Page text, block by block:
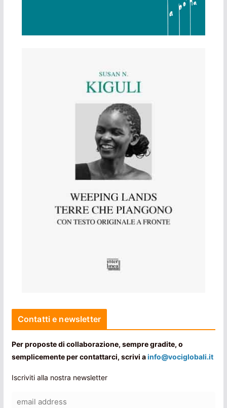
Contatti e newsletter
Per proposte di collaborazione, sempre gradite, o
semplicemente per contattarci, scrivi ainfo@vociglobali.it
Iscriviti alla nostra newsletter